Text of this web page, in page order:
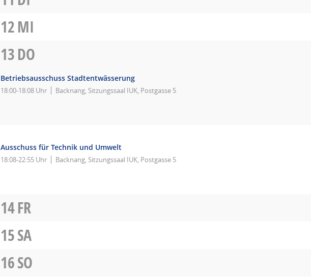
12MI
13DO
Betriebsausschuss Stadtentwässerung
18:00-18:08 Uhr Backnang, Sitzungssaal IUK, Postgasse 5
Ausschuss für Technik und Umwelt
18:08-22:55 Uhr Backnang, Sitzungssaal IUK, Postgasse 5
14FR
15SA
16SO